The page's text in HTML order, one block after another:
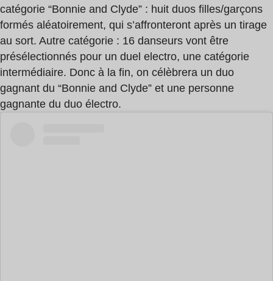
catégorie “Bonnie and Clyde” : huit duos filles/garçons
formés aléatoirement, qui s’affronteront après un tirage
au sort. Autre catégorie : 16 danseurs vont être
présélectionnés pour un duel electro, une catégorie
intermédiaire. Donc à la fin, on célèbrera un duo
gagnant du “Bonnie and Clyde” et une personne
gagnante du duo électro.